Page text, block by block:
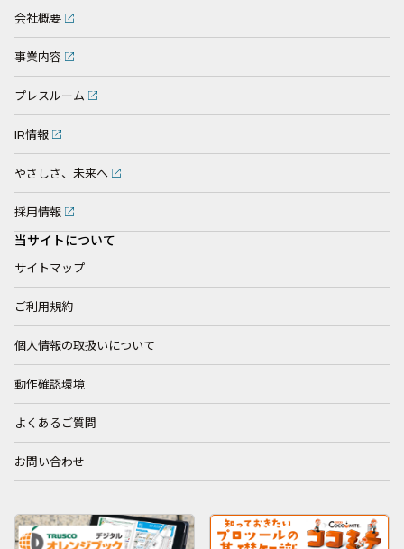
会社概要
事業内容
プレスルーム
IR情報
やさしさ、未来へ
採用情報
当サイトについて
サイトマップ
ご利用規約
個人情報の取扱いについて
動作確認環境
よくあるご質問
お問い合わせ